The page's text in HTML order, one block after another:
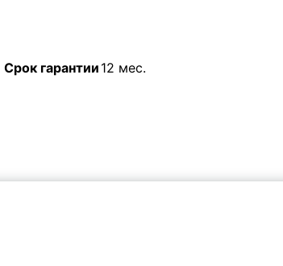
Срок гарантии 12 мес.